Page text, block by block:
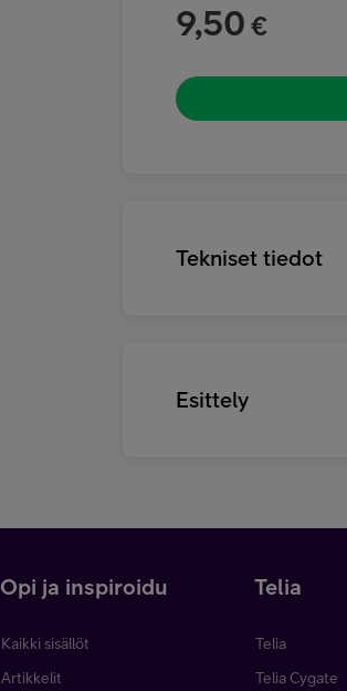
9,50 €
Tekniset tiedot
Esittely
Opi ja inspiroidu
Kaikki sisällöt
Artikkelit
Telia
Telia
Telia Cygate